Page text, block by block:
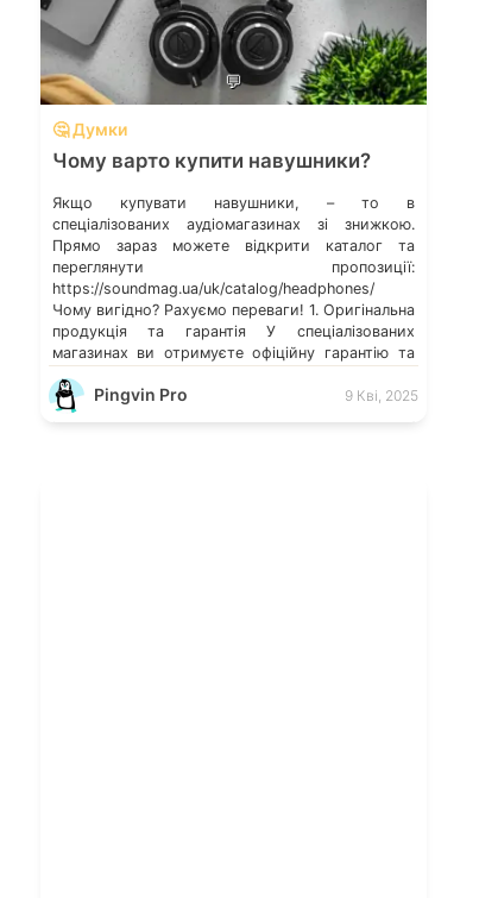
💬
🤔 Думки
Чому варто купити навушники?
Якщо купувати навушники, – то в
спеціалізованих аудіомагазинах зі знижкою.
Прямо зараз можете відкрити каталог та
переглянути пропозиції:
https://soundmag.ua/uk/catalog/headphones/
Чому вигідно? Рахуємо переваги! 1. Оригінальна
продукція та гарантія У спеціалізованих
магазинах ви отримуєте офіційну гарантію та
підробок, які часто трапляються на
маркетплейсах або у неофіційних продавців. 2.
Pingvin Pro 9 Кві, 2025